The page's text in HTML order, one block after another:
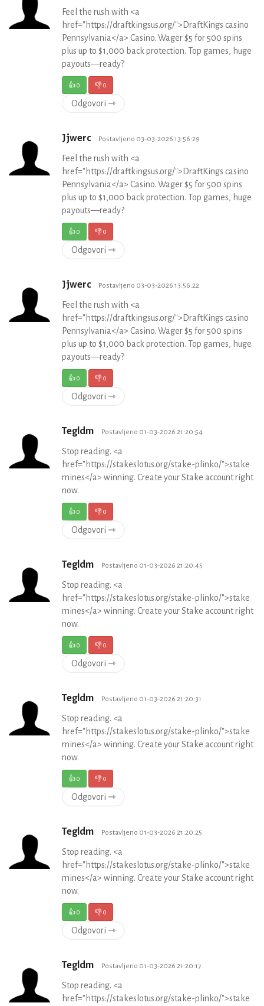
Feel the rush with <a
href="https://draftkingsus.org/">DraftKings casino
Pennsylvania</a> Casino. Wager $5 for 500 spins
plus up to $1,000 back protection. Top games, huge
payouts—ready?
👍0 👎0
Odgovori ⇾
Jjwerc Postavljeno 03-03-2026 13:56:29
Feel the rush with <a
href="https://draftkingsus.org/">DraftKings casino
Pennsylvania</a> Casino. Wager $5 for 500 spins
plus up to $1,000 back protection. Top games, huge
payouts—ready?
👍0 👎0
Odgovori ⇾
Jjwerc Postavljeno 03-03-2026 13:56:22
Feel the rush with <a
href="https://draftkingsus.org/">DraftKings casino
Pennsylvania</a> Casino. Wager $5 for 500 spins
plus up to $1,000 back protection. Top games, huge
payouts—ready?
👍0 👎0
Odgovori ⇾
Tegldm Postavljeno 01-03-2026 21:20:54
Stop reading. <a
href="https://stakeslotus.org/stake-plinko/">stake
mines</a> winning. Create your Stake account right
now.
👍0 👎0
Odgovori ⇾
Tegldm Postavljeno 01-03-2026 21:20:45
Stop reading. <a
href="https://stakeslotus.org/stake-plinko/">stake
mines</a> winning. Create your Stake account right
now.
👍0 👎0
Odgovori ⇾
Tegldm Postavljeno 01-03-2026 21:20:31
Stop reading. <a
href="https://stakeslotus.org/stake-plinko/">stake
mines</a> winning. Create your Stake account right
now.
👍0 👎0
Odgovori ⇾
Tegldm Postavljeno 01-03-2026 21:20:25
Stop reading. <a
href="https://stakeslotus.org/stake-plinko/">stake
mines</a> winning. Create your Stake account right
now.
👍0 👎0
Odgovori ⇾
Tegldm Postavljeno 01-03-2026 21:20:17
Stop reading. <a
href="https://stakeslotus.org/stake-plinko/">stake